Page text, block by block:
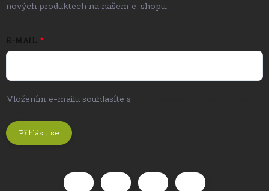
nových produktech na našem e-shopu.
E-MAIL
Vložením e-mailu souhlasíte s
.
Přihlásit se